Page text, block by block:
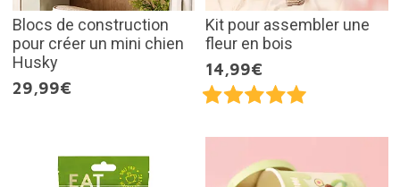
Blocs de construction
pour créer un mini chien
Husky
29,99€
Kit pour assembler une
fleur en bois
14,99€